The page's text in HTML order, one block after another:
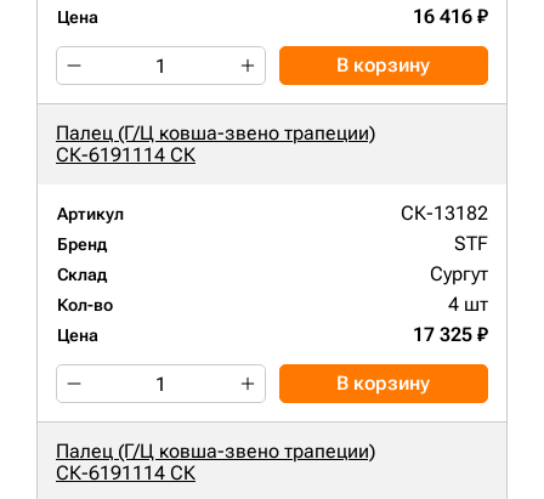
Цена 16 416 ₽
В корзину
Палец (Г/Ц ковша-звено трапеции)
СК-6191114 СК
Артикул СК-13182
Бренд STF
Склад Сургут
Кол-во 4 шт
Цена 17 325 ₽
В корзину
Палец (Г/Ц ковша-звено трапеции)
СК-6191114 СК